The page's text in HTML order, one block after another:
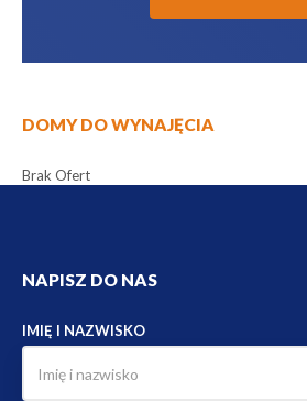
DOMY DO WYNAJĘCIA
Brak Ofert
NAPISZ DO NAS
IMIĘ I NAZWISKO